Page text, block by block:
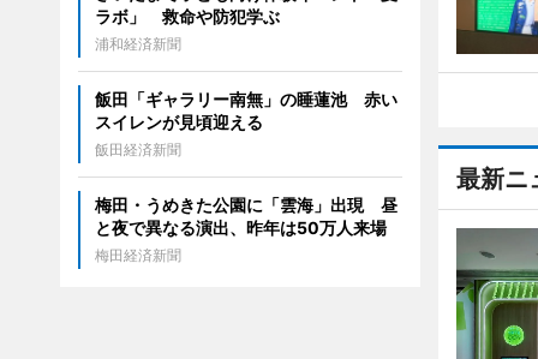
最新ニ
ラボ」 救命や防犯学ぶ
浦和経済新聞
飯田「ギャラリー南無」の睡蓮池 赤い
スイレンが見頃迎える
飯田経済新聞
梅田・うめきた公園に「雲海」出現 昼
と夜で異なる演出、昨年は50万人来場
梅田経済新聞